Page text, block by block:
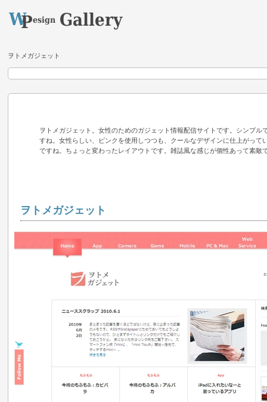
ヲトメガジェット
ヲトメガジェット。女性のためのガジェット情報配信サイトです。シンプル
すね。女性らしい、ピンクを使用しつつも、クールなデザインに仕上がって
ですね。ちょっと変わったレイアウトです。雑誌風な感じが個性あって素敵
ヲトメガジェット